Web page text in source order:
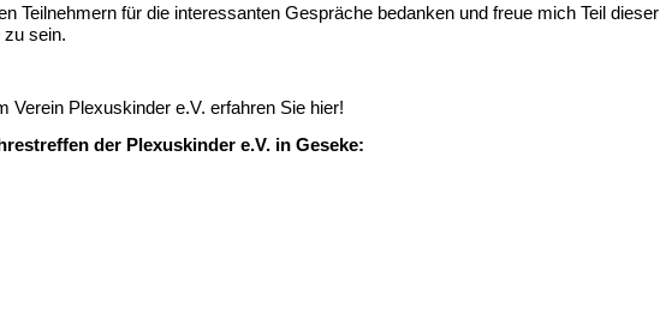
Teilnehmern für die interessanten Gespräche bedanken und freue mich Teil dieser
zu sein.
Verein Plexuskinder e.V. erfahren Sie hier!
der Plexuskinder e.V. in Geseke: